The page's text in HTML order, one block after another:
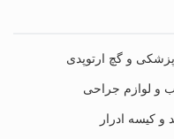
پزشکی و گچ ارتوپدی
و لوازم جراحی
و کیسه ادرار